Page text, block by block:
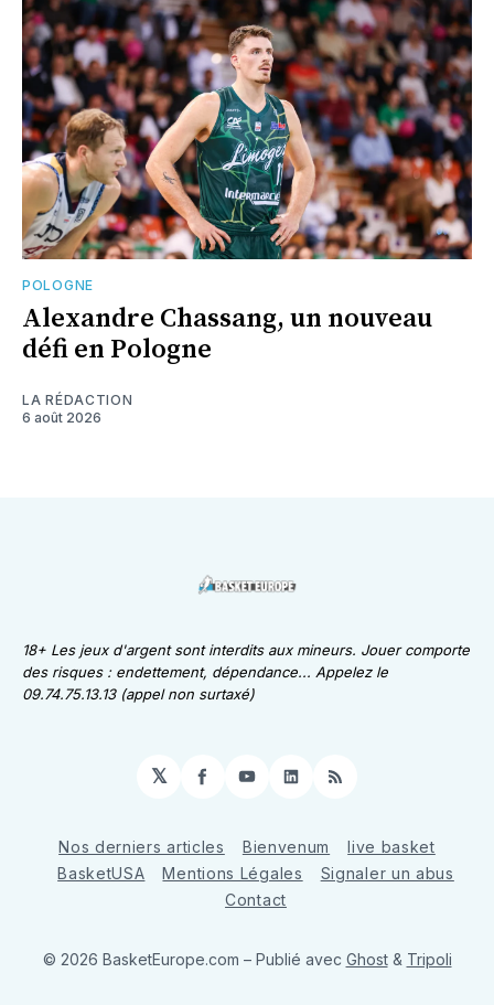
POLOGNE
Alexandre Chassang, un nouveau
défi en Pologne
LA RÉDACTION
6 août 2026
18+ Les jeux d'argent sont interdits aux mineurs. Jouer comporte
des risques : endettement, dépendance... Appelez le
09.74.75.13.13 (appel non surtaxé)
𝕏 Facebook
YouTube
LinkedIn
RSS
Nos derniers articles Bienvenum
live basket
BasketUSA
Mentions Légales
Signaler un abus
Contact
© 2026 BasketEurope.com – Publié avec Ghost& Tripoli